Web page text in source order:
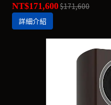
NT$171,600$171,600
詳細介紹